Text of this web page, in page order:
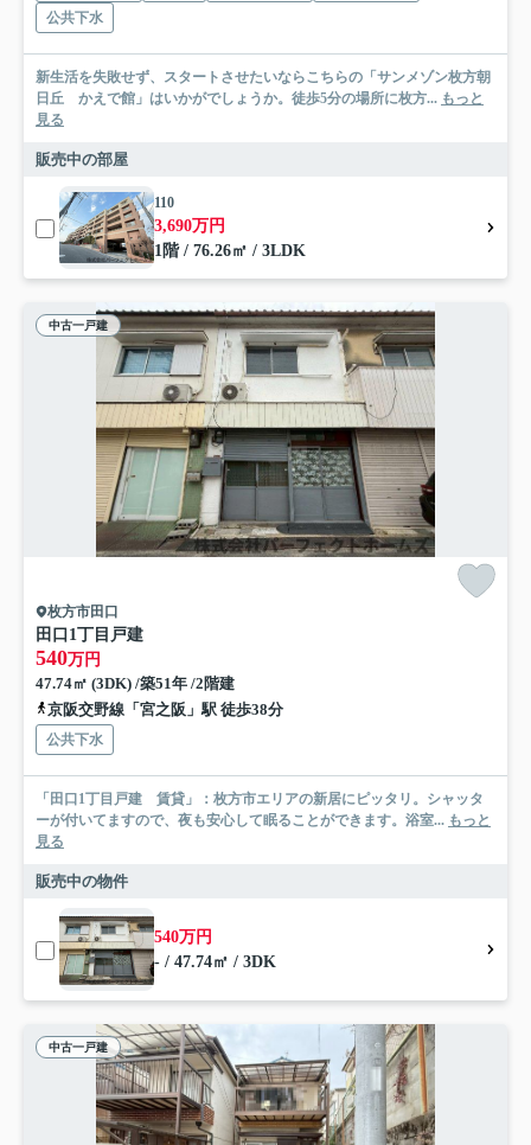
公共下水
新生活を失敗せず、スタートさせたいならこちらの「サンメゾン枚方朝
日丘 かえで館」はいかがでしょうか。徒歩5分の場所に枚方... もっと
見る
販売中の部屋
110
3,690万円
1階 / 76.26㎡ / 3LDK
中古一戸建
枚方市田口
田口1丁目戸建
540万円
47.74㎡ (3DK) /築51年 /2階建
京阪交野線「宮之阪」駅 徒歩38分
公共下水
「田口1丁目戸建 賃貸」：枚方市エリアの新居にピッタリ。シャッタ
ーが付いてますので、夜も安心して眠ることができます。浴室... もっと
見る
販売中の物件
540万円
- / 47.74㎡ / 3DK
中古一戸建